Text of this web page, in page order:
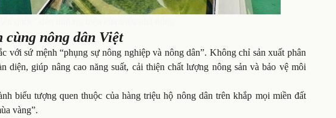
cùng nông dân Việt
với sứ mệnh “phụng sự nông nghiệp và nông dân”. Không chỉ sản xuất phân
diện, giúp nâng cao năng suất, cải thiện chất lượng nông sản và bảo vệ môi
biểu tượng quen thuộc của hàng triệu hộ nông dân trên khắp mọi miền đất
vàng”.